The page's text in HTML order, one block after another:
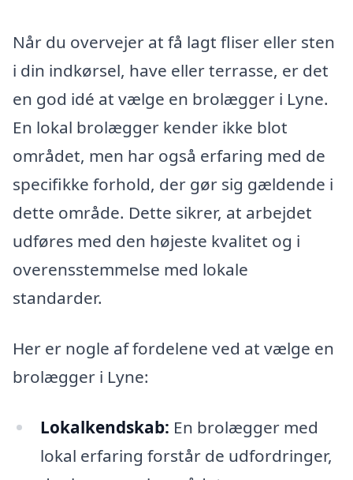
Når du overvejer at få lagt fliser eller sten
i din indkørsel, have eller terrasse, er det
en god idé at vælge en brolægger i Lyne.
En lokal brolægger kender ikke blot
området, men har også erfaring med de
specifikke forhold, der gør sig gældende i
dette område. Dette sikrer, at arbejdet
udføres med den højeste kvalitet og i
overensstemmelse med lokale
standarder.
Her er nogle af fordelene ved at vælge en
brolægger i Lyne:
Lokalkendskab: En brolægger med
lokal erfaring forstår de udfordringer,